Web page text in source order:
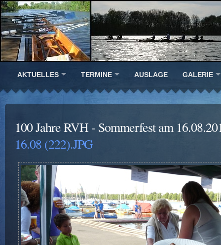
AKTUELLES TERMINE AUSLAGE GALERIE
100 Jahre RVH - Sommerfest am
16.08 (222).JPG